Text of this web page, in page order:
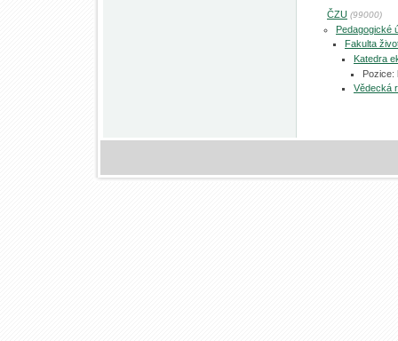
ČZU (99000)
Pedagogické
Fakulta
Katedra
Pozice:
Vědecká